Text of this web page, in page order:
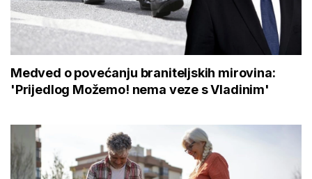
Medved o povećanju braniteljskih mirovina:
'Prijedlog Možemo! nema veze s Vladinim'